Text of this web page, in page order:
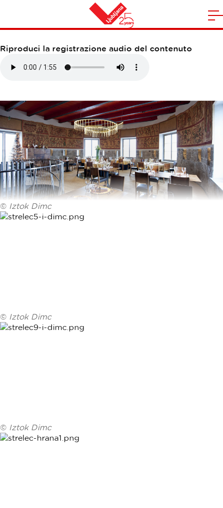
Casa
la
RISTORANTE STRELEC
Riproduci la registrazione audio del contenuto
© Iztok Dimc
© Iztok Dimc
© Iztok Dimc